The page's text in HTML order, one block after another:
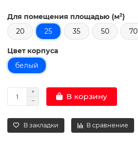
Для помещения площадью (м²)
20
25 35 50 70
Цвет корпуса
белый
В корзину
В закладки В сравнение